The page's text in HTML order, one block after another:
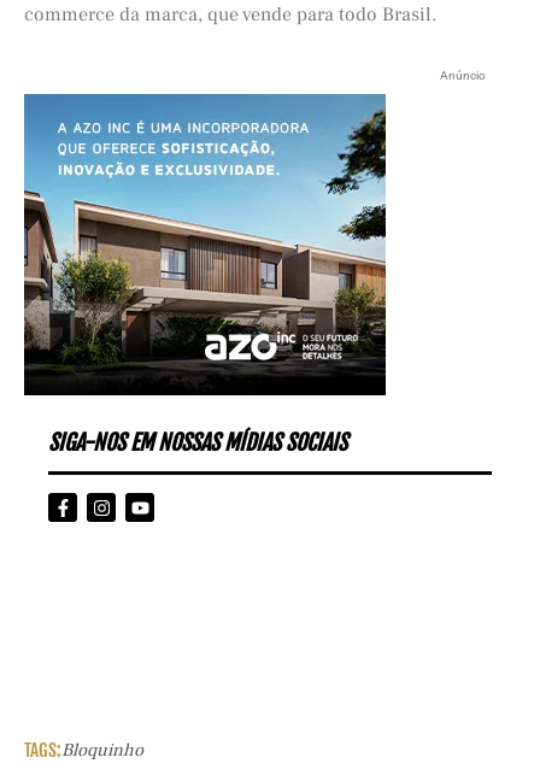
commerce da marca, que vende para todo Brasil.
Anúncio
SIGA-NOS EM NOSSAS MÍDIAS SOCIAIS
TAGS:Bloquinho